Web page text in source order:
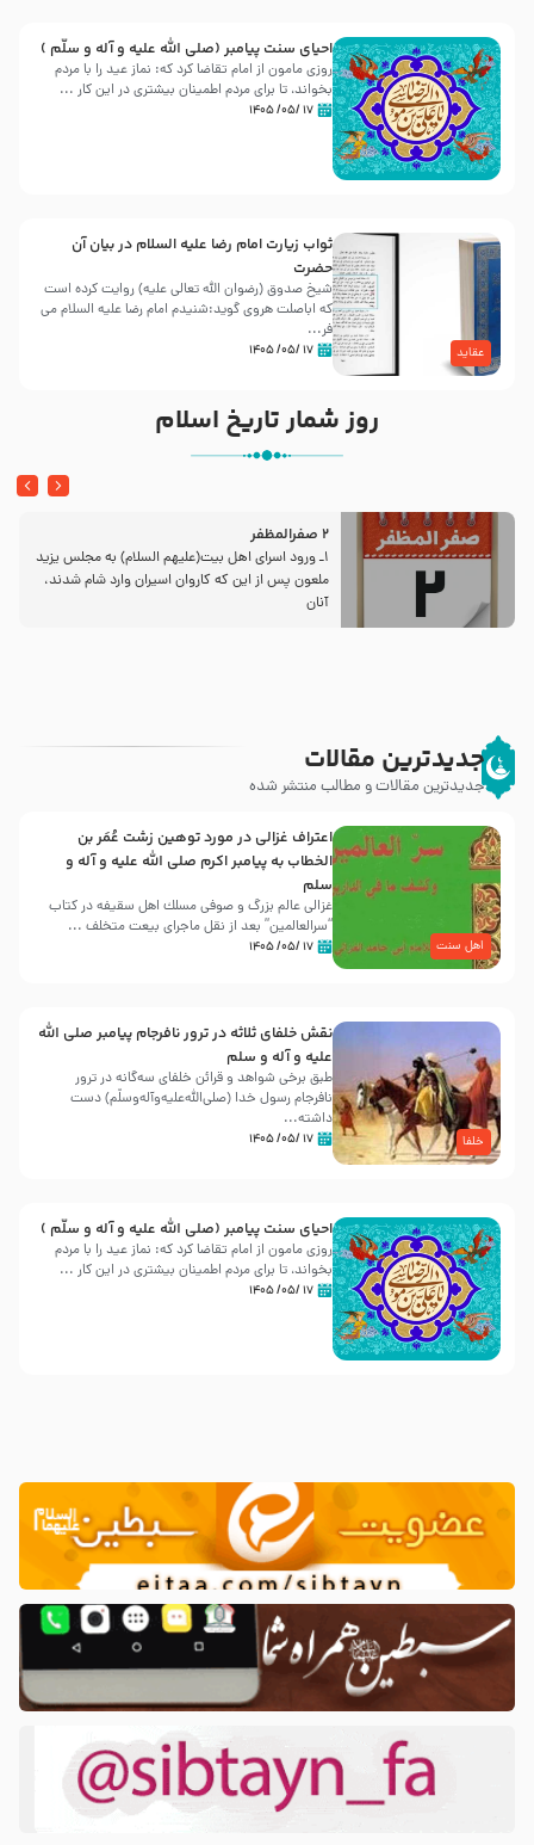
احیای سنت پیامبر (صلی الله علیه و آله و سلّم )
روزی مامون از امام تقاضا کرد که: نماز عید را با مردم
بخواند، تا برای مردم اطمینان بیشتری در این کار ...
۱۷ /۰۵/ ۱۴۰۵
عقاید
ثواب زیارت امام رضا علیه السلام در بیان آن
حضرت
شیخ صدوق (رضوان الله تعالی علیه) روایت کرده است
که اباصلت هروی گوید:شنیدم امام رضا علیه السلام می
فر...
۱۷ /۰۵/ ۱۴۰۵
روز شمار تاریخ اسلام
2 صفرالمظفر
1ـ ورود اسراى اهل بیت‌(علیهم السلام) به مجلس یزید
ملعون پس از این كه كاروان اسیران وارد شام شدند،
آنان
جدیدترین مقالات
جدیدترین مقالات و مطالب منتشر شده
اهل سنت
اعتراف غزالی در مورد توهین زشت عُمَر بن
الخطاب به پیامبر اکرم صلی الله علیه و آله و
سلم
غزالی عالم بزرگ و صوفی مسلك اهل سقيفه در کتاب
“سرالعالمین” بعد از نقل ماجرای بیعت متخلف ...
۱۷ /۰۵/ ۱۴۰۵
خلفا
نقش خلفای ثلاثه در ترور نافرجام پیامبر صلی الله
علیه و آله و سلم
طبق برخی شواهد و قرائن خلفای سه‌گانه در ترور
نافرجام رسول خدا (صلی‌الله‌علیه‌و‌آله‌وسلّم) دست
داشته‌...
۱۷ /۰۵/ ۱۴۰۵
احیای سنت پیامبر (صلی الله علیه و آله و سلّم )
روزی مامون از امام تقاضا کرد که: نماز عید را با مردم
بخواند، تا برای مردم اطمینان بیشتری در این کار ...
۱۷ /۰۵/ ۱۴۰۵